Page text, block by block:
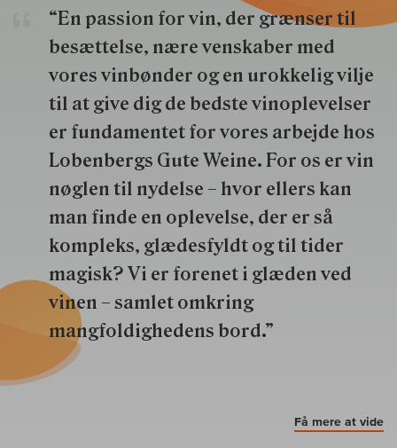
“En passion for vin, der grænser til
besættelse, nære venskaber med
vores vinbønder og en urokkelig vilje
til at give dig de bedste vinoplevelser
er fundamentet for vores arbejde hos
Lobenbergs Gute Weine. For os er vin
nøglen til nydelse – hvor ellers kan
man finde en oplevelse, der er så
kompleks, glædesfyldt og til tider
magisk? Vi er forenet i glæden ved
vinen – samlet omkring
mangfoldighedens bord.”
Få mere at vide